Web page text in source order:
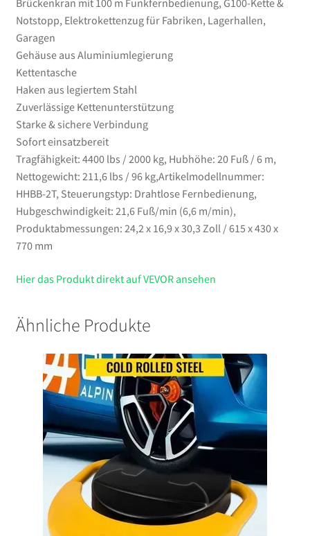
Garagen
Menge
Brückenkran mit 100 m Funkfernbedienung, G100-Kette &
Notstopp, Elektrokettenzug für Fabriken, Lagerhallen,
Garagen
Gehäuse aus Aluminiumlegierung
Kettentasche
Haken aus legiertem Stahl
Zuverlässige Kettenunterstützung
Starke & sichere Verbindung
Sofort einsatzbereit
Tragfähigkeit: 4400 lbs / 2000 kg, Hubhöhe: 20 Fuß / 6 m,
Nettogewicht: 211,6 lbs / 96 kg,Artikelmodellnummer:
HHBB-2T, Steuerungstyp: Drahtlose Fernbedienung,
Hubgeschwindigkeit: 21,6 Fuß/min (6,6 m/min),
Produktabmessungen: 24,2 x 16,9 x 30,3 Zoll / 615 x 430 x
770 mm
Hier das Produkt direkt auf VEVOR ansehen
Ähnliche Produkte